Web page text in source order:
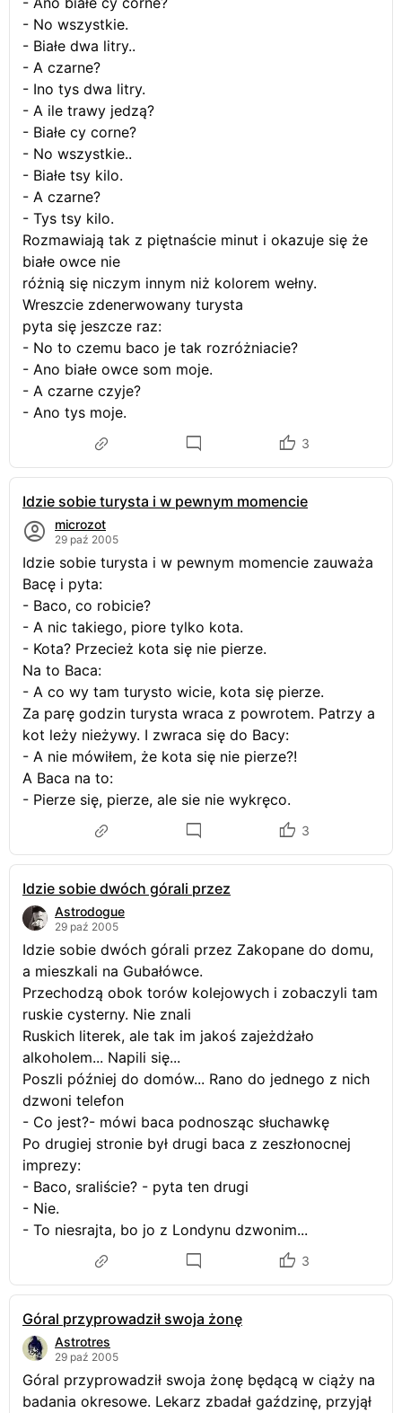
- No wszystkie.
- Białe dwa litry..
- A czarne?
- Ino tys dwa litry.
- A ile trawy jedzą?
- Białe cy corne?
- No wszystkie..
- Białe tsy kilo.
- A czarne?
- Tys tsy kilo.
Rozmawiają tak z piętnaście minut i okazuje się że
białe owce nie
różnią się niczym innym niż kolorem wełny.
Wreszcie zdenerwowany turysta
pyta się jeszcze raz:
- No to czemu baco je tak rozróżniacie?
- Ano białe owce som moje.
- A czarne czyje?
- Ano tys moje.
3
Idzie sobie turysta i w pewnym momencie
microzot
29 paź 2005
Idzie sobie turysta i w pewnym momencie zauważa
Bacę i pyta:
- Baco, co robicie?
- A nic takiego, piore tylko kota.
- Kota? Przecież kota się nie pierze.
Na to Baca:
- A co wy tam turysto wicie, kota się pierze.
Za parę godzin turysta wraca z powrotem. Patrzy a
kot leży nieżywy. I zwraca się do Bacy:
- A nie mówiłem, że kota się nie pierze?!
A Baca na to:
- Pierze się, pierze, ale sie nie wykręco.
3
Idzie sobie dwóch górali przez
Astrodogue
29 paź 2005
Idzie sobie dwóch górali przez Zakopane do domu,
a mieszkali na Gubałówce.
Przechodzą obok torów kolejowych i zobaczyli tam
ruskie cysterny. Nie znali
Ruskich literek, ale tak im jakoś zajeżdżało
alkoholem... Napili się...
Poszli później do domów... Rano do jednego z nich
dzwoni telefon
- Co jest?- mówi baca podnosząc słuchawkę
Po drugiej stronie był drugi baca z zeszłonocnej
imprezy:
- Baco, sraliście? - pyta ten drugi
- Nie.
- To niesrajta, bo jo z Londynu dzwonim...
3
Góral przyprowadził swoja żonę
Astrotres
29 paź 2005
Góral przyprowadził swoja żonę będącą w ciąży na
badania okresowe. Lekarz zbadał gaździnę, przyjął